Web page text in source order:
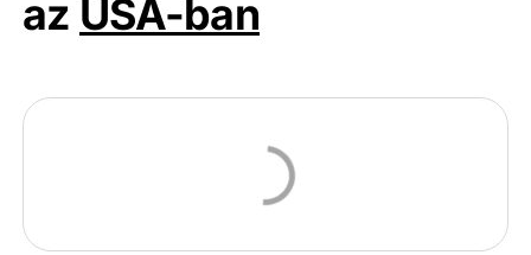
az USA-ban